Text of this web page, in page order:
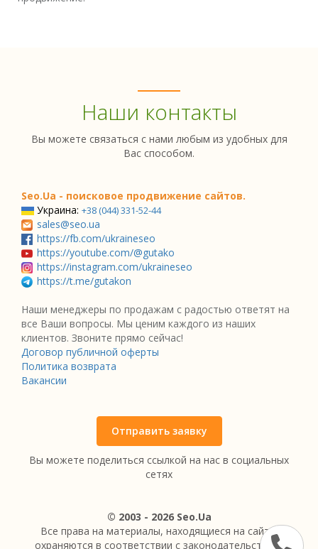
Наши контакты
Вы можете связаться с нами любым из удобных для
Вас способом.
Seo.Ua - поисковое продвижение сайтов.
Украина: +38 (044) 331-52-44
sales@seo.ua
https://fb.com/ukraineseo
https://youtube.com/@gutako
https://instagram.com/ukraineseo
https://t.me/gutakon
Наши менеджеры по продажам с радостью ответят на
все Ваши вопросы. Мы ценим каждого из наших
клиентов. Звоните прямо сейчас!
Договор публичной оферты
Политика возврата
Вакансии
Отправить заявку
Вы можете поделиться ссылкой на нас в социальных
сетях
© 2003 - 2026 Seo.Ua
Все права на материалы, находящиеся на сайте,
охраняются в соответствии с законодательством.